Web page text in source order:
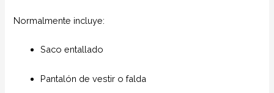
Normalmente incluye:
Saco entallado
Pantalón de vestir o falda